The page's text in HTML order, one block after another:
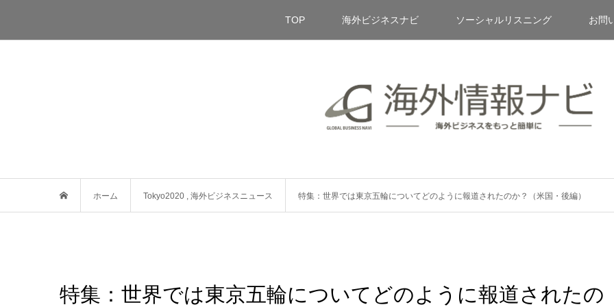
TOP 海外ビジネスナビ ソーシャルリスニング お問
ホーム Tokyo2020 , 海外ビジネスニュース 特集：世界では東京五輪についてどのように報道されたのか？（米国・後編）
特集：世界では東京五輪についてどのように報道されたの